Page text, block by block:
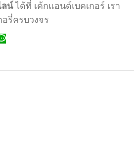
ลน์ได้ที่ เค้กแอนด์เบคเกอร์ เรา
อรี่ครบวงจร